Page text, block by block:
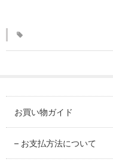
銀彩シリーズ
SILVER
お買い物ガイド
– お支払方法について